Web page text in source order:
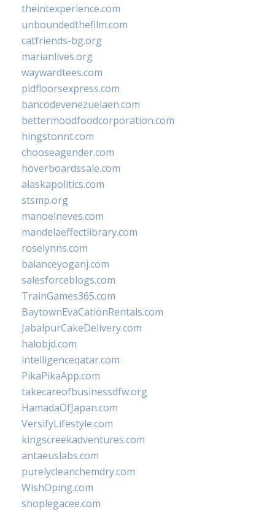
theintexperience.com
unboundedthefilm.com
catfriends-bg.org
marianlives.org
waywardtees.com
pidfloorsexpress.com
bancodevenezuelaen.com
bettermoodfoodcorporation.com
hingstonnt.com
chooseagender.com
hoverboardssale.com
alaskapolitics.com
stsmp.org
manoelneves.com
mandelaeffectlibrary.com
roselynns.com
balanceyoganj.com
salesforceblogs.com
TrainGames365.com
BaytownEvaCationRentals.com
JabalpurCakeDelivery.com
halobjd.com
intelligenceqatar.com
PikaPikaApp.com
takecareofbusinessdfw.org
HamadaOfJapan.com
VersifyLifestyle.com
kingscreekadventures.com
antaeuslabs.com
purelycleanchemdry.com
WishOping.com
shoplegacee.com